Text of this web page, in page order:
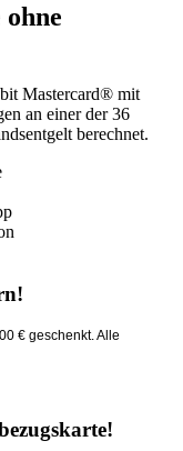
Mastercard® mit
an einer der 36
berechnet.
€ geschenkt. Alle